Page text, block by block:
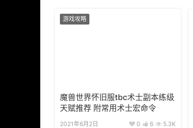
游戏攻略
魔兽世界怀旧服tbc术士副本练级
天赋推荐 附常用术士宏命令
2021年6月2日 0 6 5.3K